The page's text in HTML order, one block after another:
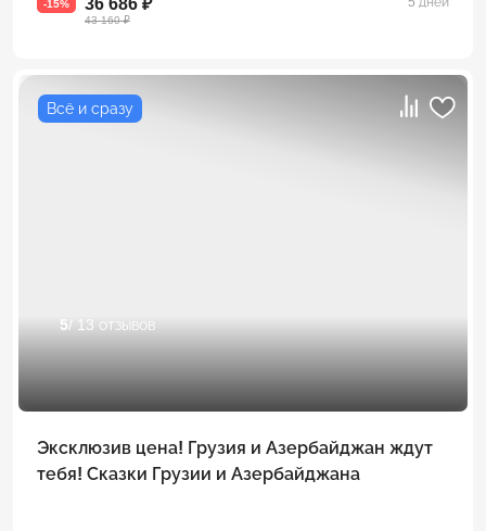
-15%
43 160 ₽
Всё и сразу
5/ 13 отзывов
Эксклюзив цена! Грузия и Азербайджан ждут
тебя! Сказки Грузии и Азербайджана